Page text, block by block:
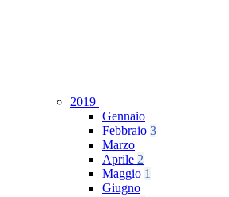
2019
Gennaio
Febbraio 3
Marzo
Aprile 2
Maggio 1
Giugno